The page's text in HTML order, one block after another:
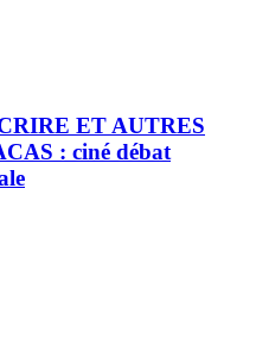
ET AUTRES
: ciné débat